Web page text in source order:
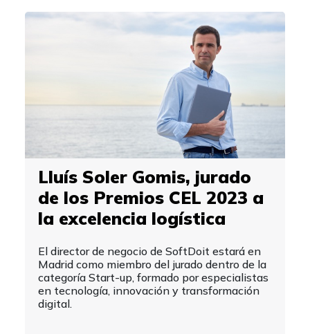
Lluís Soler Gomis, jurado
de los Premios CEL 2023 a
la excelencia logística
El director de negocio de SoftDoit estará en
Madrid como miembro del jurado dentro de la
categoría Start-up, formado por especialistas
en tecnología, innovación y transformación
digital.